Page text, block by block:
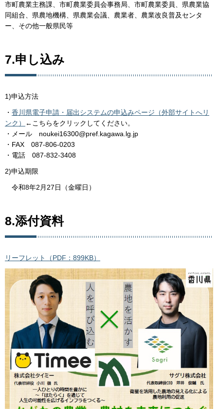
市町農業主務課、市町農業委員会事務局、市町農業委員、県農業協
同組合、県農地機構、県農業会議、農業者、農業改良普及センタ
ー、その他一般県民等
7.申し込み
1)申込方法
・ 香川県電子申請・届出システムの申込みページ（外部サイトへリ
ンク）
←こちらをクリックしてください。
・メール noukei16300@pref.kagawa.lg.jp
・FAX 087-806-0203
・電話 087-832-3408
2)申込期限
令和8年2月27日（金曜日）
8.添付資料
リーフレット（PDF：899KB）